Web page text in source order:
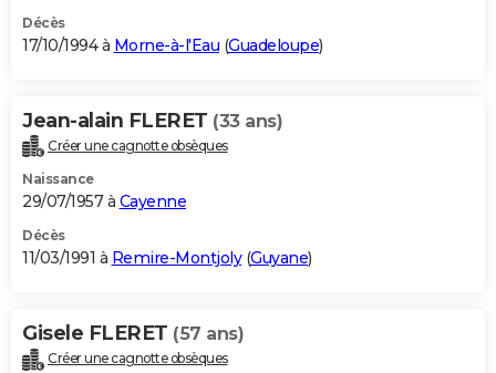
Décès
17/10/1994 à Morne-à-l'Eau (Guadeloupe)
Jean-alain FLERET (33 ans)
Créer une cagnotte obsèques
Naissance
29/07/1957 à Cayenne
Décès
11/03/1991 à Remire-Montjoly(Guyane)
Gisele FLERET (57 ans)
Créer une cagnotte obsèques